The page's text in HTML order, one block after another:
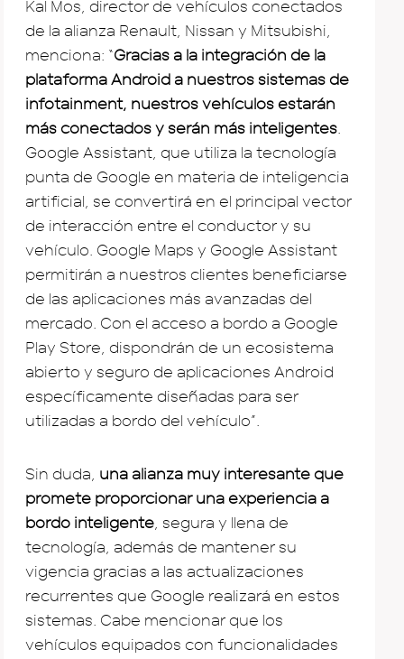
Kal Mos, director de vehículos conectados
de la alianza Renault, Nissan y Mitsubishi,
menciona: “Gracias a la integración de la
plataforma Android a nuestros sistemas de
infotainment, nuestros vehículos estarán
más conectados y serán más inteligentes
Google Assistant, que utiliza la tecnología
punta de Google en materia de inteligencia
artificial, se convertirá en el principal vector
de interacción entre el conductor y su
vehículo. Google Maps y Google Assistant
permitirán a nuestros clientes beneficiarse
de las aplicaciones más avanzadas del
mercado. Con el acceso a bordo a Google
Play Store, dispondrán de un ecosistema
abierto y seguro de aplicaciones Android
específicamente diseñadas para ser
utilizadas a bordo del vehículo”.
Sin duda, una alianza muy interesante que
promete proporcionar una experiencia a
bordo inteligente , segura y llena de
tecnología, además de mantener su
vigencia gracias a las actualizaciones
recurrentes que Google realizará en estos
sistemas. Cabe mencionar que los
vehículos equipados con funcionalidades